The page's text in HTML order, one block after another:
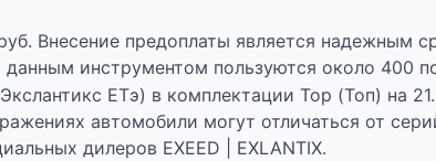
Внесение предоплаты является надежным
инструментом пользуются около 400
ЕТэ) в комплектации Top (Топ) на
автомобили могут отличаться от
дилеров EXEED | EXLANTIX.